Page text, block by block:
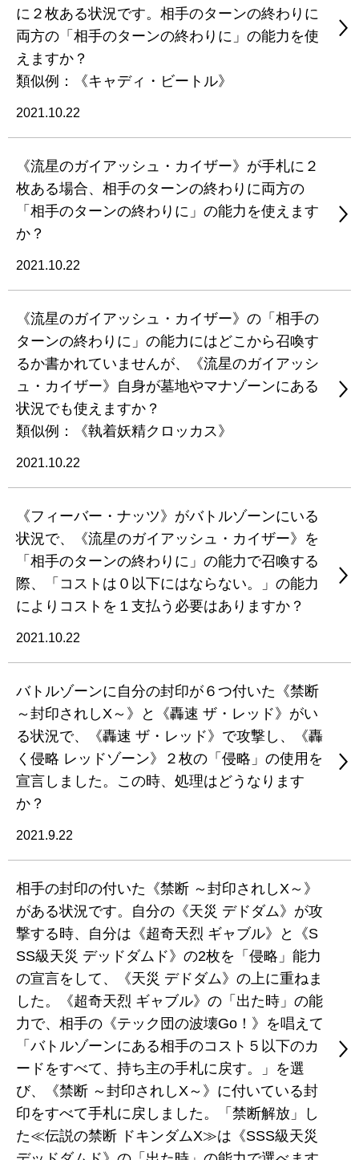
に２枚ある状況です。相手のターンの終わりに
両方の「相手のターンの終わりに」の能力を使
えますか？
類似例：《キャディ・ビートル》
2021.10.22
《流星のガイアッシュ・カイザー》が手札に２
枚ある場合、相手のターンの終わりに両方の
「相手のターンの終わりに」の能力を使えます
か？
2021.10.22
《流星のガイアッシュ・カイザー》の「相手の
ターンの終わりに」の能力にはどこから召喚す
るか書かれていませんが、《流星のガイアッシ
ュ・カイザー》自身が墓地やマナゾーンにある
状況でも使えますか？
類似例：《執着妖精クロッカス》
2021.10.22
《フィーバー・ナッツ》がバトルゾーンにいる
状況で、《流星のガイアッシュ・カイザー》を
「相手のターンの終わりに」の能力で召喚する
際、「コストは０以下にはならない。」の能力
によりコストを１支払う必要はありますか？
2021.10.22
バトルゾーンに自分の封印が６つ付いた《禁断
～封印されしX～》と《轟速 ザ・レッド》がい
る状況で、《轟速 ザ・レッド》で攻撃し、《轟
く侵略 レッドゾーン》２枚の「侵略」の使用を
宣言しました。この時、処理はどうなります
か？
2021.9.22
相手の封印の付いた《禁断 ～封印されしX～》
がある状況です。自分の《天災 デドダム》が攻
撃する時、自分は《超奇天烈 ギャブル》と《S
SS級天災 デッドダムド》の2枚を「侵略」能力
の宣言をして、《天災 デドダム》の上に重ねま
した。《超奇天烈 ギャブル》の「出た時」の能
力で、相手の《テック団の波壊Go！》を唱えて
「バトルゾーンにある相手のコスト５以下のカ
ードをすべて、持ち主の手札に戻す。」を選
び、《禁断 ～封印されしX～》に付いている封
印をすべて手札に戻しました。「禁断解放」し
た≪伝説の禁断 ドキンダムX≫は《SSS級天災